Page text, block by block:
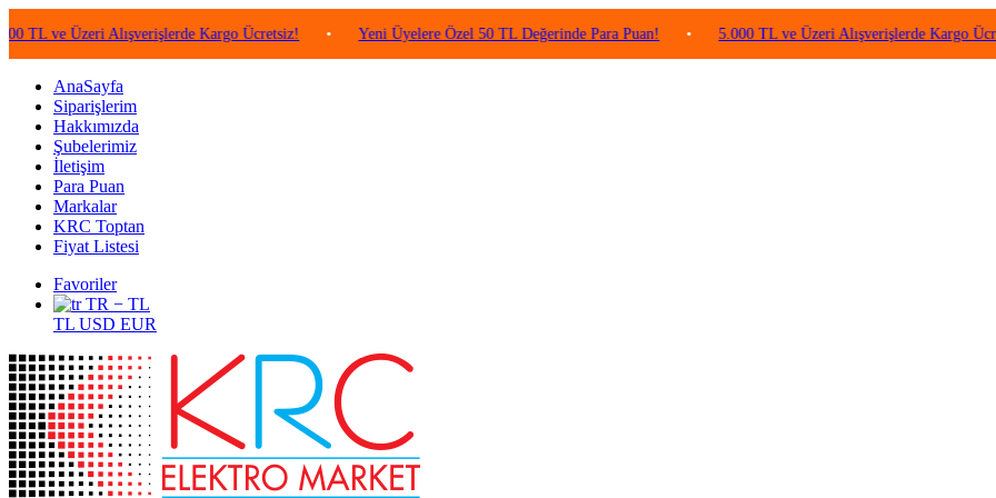
Üzeri Alışverişlerde Kargo Ücretsiz! • Yeni Üyelere Özel 50 TL Değerinde Para Puan! • 5.000 TL ve Üzeri Alışverişlerde Kargo Ücretsiz!
AnaSayfa
Siparişlerim
Hakkımızda
Şubelerimiz
İletişim
Para Puan
Markalar
KRC Toptan
Fiyat Listesi
Favoriler
TR − TL
TL USD EUR